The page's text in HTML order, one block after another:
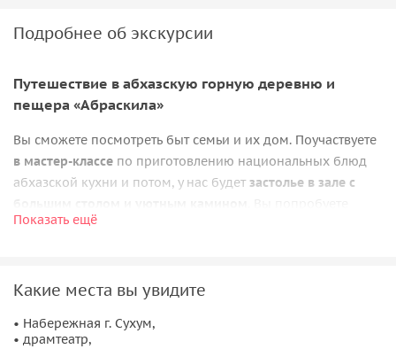
Подробнее об экскурсии
Путешествие в абхазскую горную деревню и
пещера «Абраскила»
Вы сможете посмотреть быт семьи и их дом. Поучаствуете
в мастер-классе по приготовлению национальных блюд
абхазской кухни и потом, у нас будет застолье в зале с
такие блюда как мамалыга, ачапа, хачапур, мясо медведя,
деревья мандарина, апельсина, киви и хурмы. Все эти
много домашнего скота — буйволы, телята, козы, овцы,
Показать ещё
Какие места вы увидите
• Набережная г. Сухум,
• драмтеатр,